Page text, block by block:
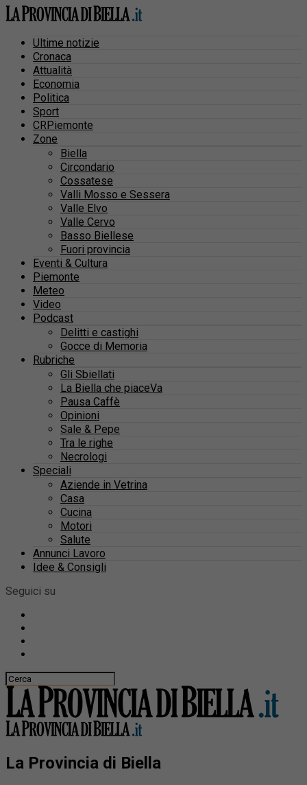
Ultime notizie
Cronaca
Attualità
Economia
Politica
Sport
CRPiemonte
Zone
Biella
Circondario
Cossatese
Valli Mosso e Sessera
Valle Elvo
Valle Cervo
Basso Biellese
Fuori provincia
Eventi & Cultura
Piemonte
Meteo
Video
Podcast
Delitti e castighi
Gocce di Memoria
Rubriche
Gli Sbiellati
La Biella che piaceVa
Pausa Caffè
Opinioni
Sale & Pepe
Tra le righe
Necrologi
Speciali
Aziende in Vetrina
Casa
Cucina
Motori
Salute
Annunci Lavoro
Idee & Consigli
Seguici su
La Provincia di Biella